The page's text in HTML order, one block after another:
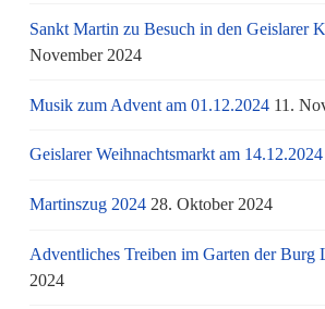
Sankt Martin zu Besuch in den Geislarer
November 2024
Musik zum Advent am 01.12.2024 11.
Geislarer Weihnachtsmarkt am 14.12.2024
Martinszug 2024 28. Oktober 2024
Adventliches Treiben im Garten der Burg
2024